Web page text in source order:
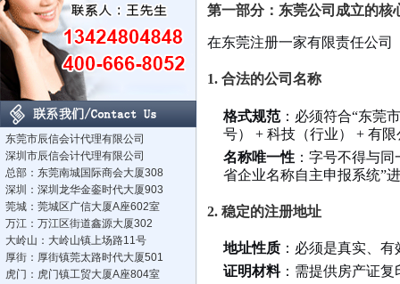
东莞市辰信会计代理有限公司
深圳市辰信会计代理有限公司
总部：东莞南城国际商会大厦308
深圳：深圳龙华金銮时代大厦903
莞城：莞城区广信大厦A座602室
万江：万江区街道鑫源大厦302
大岭山：大岭山镇上场路11号
厚街：厚街镇莞太路时代大厦501
虎门：虎门镇工贸大厦A座804室
第一部分：东莞公司成立的核
在东莞注册一家有限责任公司
1. 合法的公司名称
格式规范：必须符合“东莞
号） + 科技（行业） + 有
名称唯一性 ：字号不得与
省企业名称自主申报系统”
2. 稳定的注册地址
地址性质 ：必须是真实、有
证明材料：需提供房产证复